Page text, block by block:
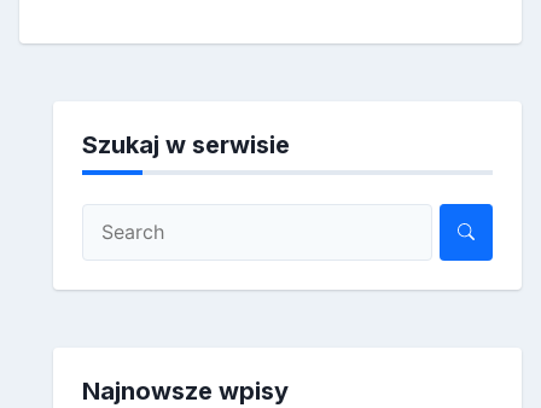
Szukaj w serwisie
Najnowsze wpisy